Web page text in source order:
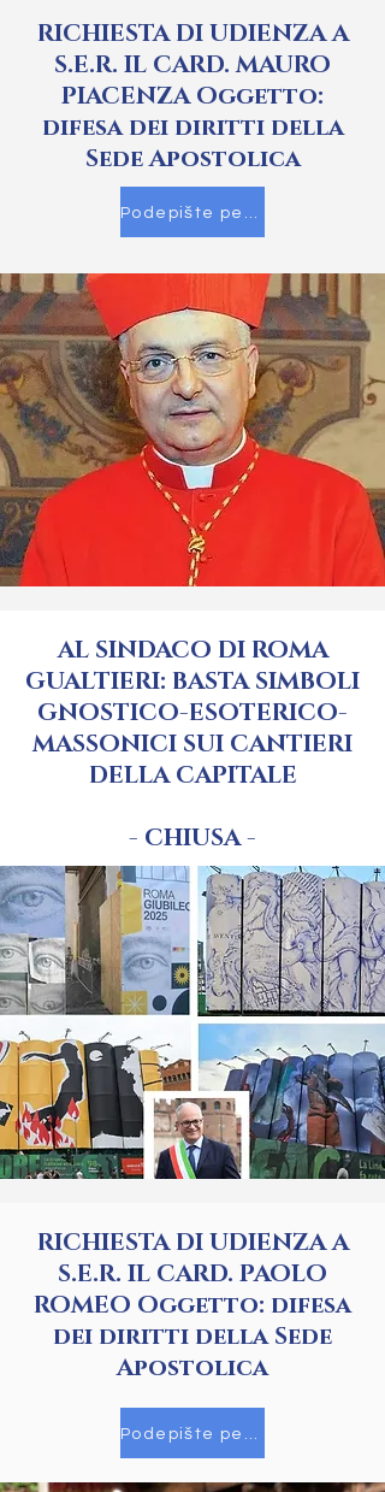
RICHIESTA DI UDIENZA A
S.E.R. IL CARD. MAURO
PIACENZA Oggetto:
difesa dei diritti della
Sede Apostolica
Podepište petici
AL SINDACO DI ROMA
GUALTIERI: BASTA SIMBOLI
GNOSTICO-ESOTERICO-
MASSONICI SUI CANTIERI
DELLA CAPITALE
- CHIUSA -
RICHIESTA DI UDIENZA A
S.E.R. IL CARD. PAOLO
ROMEO Oggetto: difesa
dei diritti della Sede
Apostolica
Podepište petici